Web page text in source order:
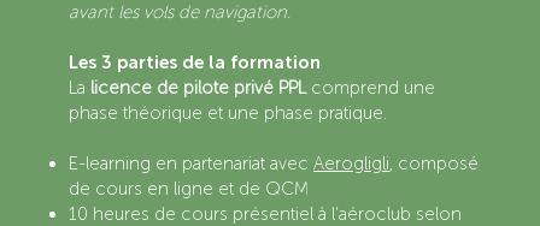
avant les vols de navigation.
Les 3 parties de la formation
La licence de pilote privé PPLcomprend une
phase théorique et une phase pratique.
E-learning en partenariat avecAerogligli, composé
de cours en ligne et de QCM
10 heures de cours présentiel à l’aéroclub selon